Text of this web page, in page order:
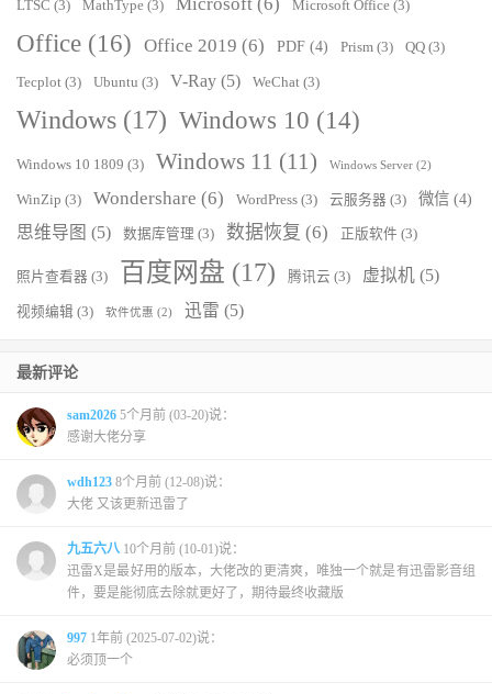
LTSC (3) MathType (3) Microsoft Office (3)
Office (16) Office 2019 (6) PDF (4) Prism (3) QQ (3)
Tecplot (3) Ubuntu (3) V-Ray (5) WeChat (3)
Windows (17) Windows 10 (14)
Windows 10 1809 (3) Windows 11 (11) Windows Server (2)
WinZip (3) Wondershare (6) WordPress (3) 云服务器 (3) 微信 (4)
思维导图 (5) 数据库管理 (3) 数据恢复 (6) 正版软件 (3)
照片查看器 (3) 百度网盘 (17) 腾讯云 (3) 虚拟机 (5)
视频编辑 (3) 软件优惠 (2) 迅雷 (5)
最新评论
sam2026 5个月前 (03-20)说：
感谢大佬分享
wdh123 8个月前 (12-08)说：
大佬 又该更新迅雷了
九五六八 10个月前 (10-01)说：
迅雷X是最好用的版本，大佬改的更清爽，唯独一个就是有迅雷影音组
件，要是能彻底去除就更好了，期待最终收藏版
997 1年前 (2025-07-02)说：
必须顶一个